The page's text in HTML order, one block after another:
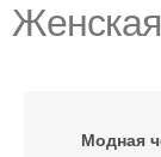
Модная